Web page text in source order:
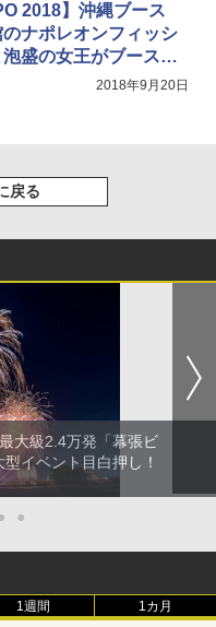
2018】沖縄ブース
ナポレオンフィッシ
盛の女王がブースを
2018年9月20日
戻る
大級2.4万発「幕張ビ
イベント目白押し！
●
1週間 1カ月